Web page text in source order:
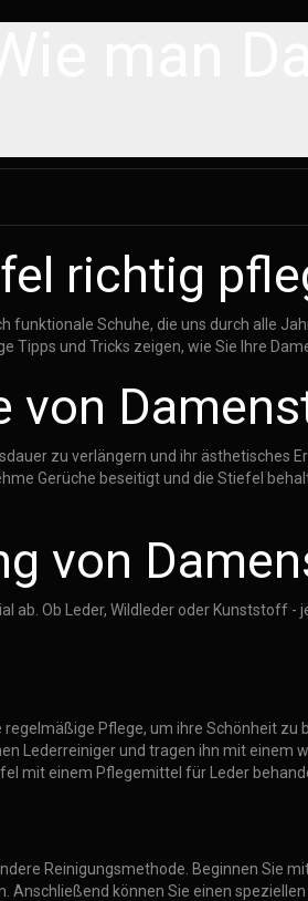
richtig
funktionale Schuhe, die uns durch alle
Tipps und Tricks zeigen, wie Sie Ihre
von
zu verlängern und ihr
Gerüche beseitigt und die Stiefel
von
ab. Ob Leder, Wildleder oder
regelmäßige Pflege, um ihre Schönheit
Lederreiniger und tragen ihn mit
mit einem Pflegemittel für Leder
Reinigungsmethode. Beginnen Sie
Anschließend können Sie einen